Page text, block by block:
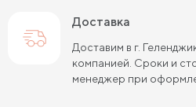
Доставка
Доставим в г.
компанией. Сроки и
менеджер при